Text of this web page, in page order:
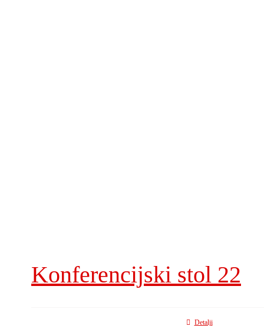
Konferencijski stol 22
Detalji